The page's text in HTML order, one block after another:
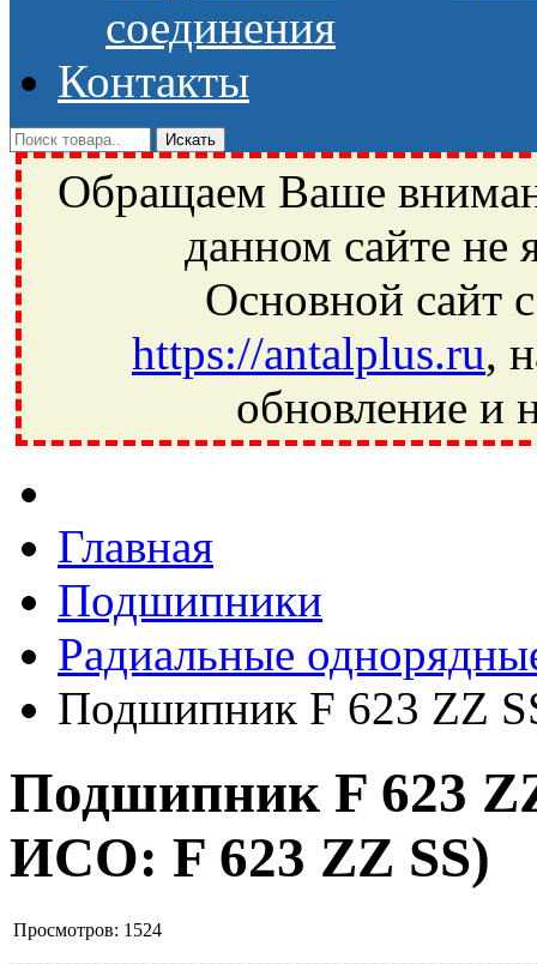
соединения
Контакты
Обращаем Ваше
данном сайте не
Основной сайт
https://antalplus.ru,
обновление и
Ивантеевка, подшипники, пневматика, метизы, техника,
Главная
Подшипники
Радиальные
Подшипник F 623 ZZ
Подшипник F 623
ИСО: F 623 ZZ SS)
Просмотров: 1524